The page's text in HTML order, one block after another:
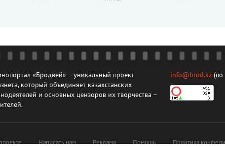
«Бродвей» – уникальный проект
который объединяет казахстанских
и основных цензоров их творчества –
info@brod.kz (по
Написать нам Реклама Помощь Политика